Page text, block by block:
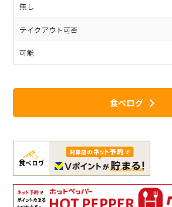
無し
テイクアウト可否
可能
食べログ